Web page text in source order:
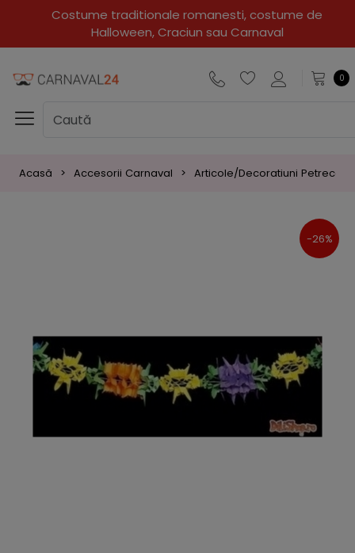
Costume traditionale romanesti, costume de
Halloween, Craciun sau Carnaval
0
Acasă Accesorii Carnaval Articole/Decoratiuni Petreceri
-26%